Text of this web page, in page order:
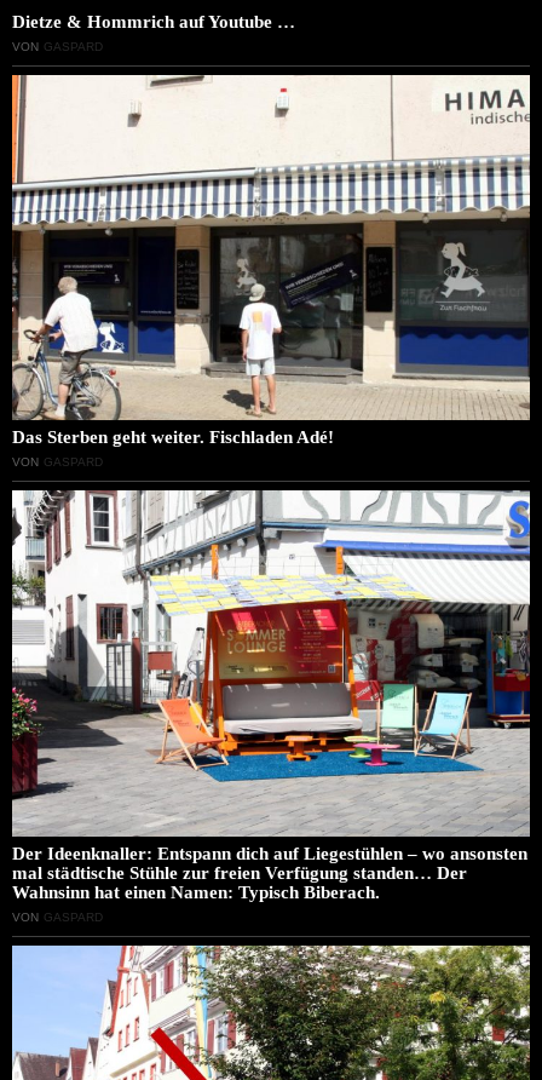
Dietze & Hommrich auf Youtube …
VON GASPARD
Das Sterben geht weiter. Fischladen Adé!
VON GASPARD
Der Ideenknaller: Entspann dich auf Liegestühlen – wo ansonsten
mal städtische Stühle zur freien Verfügung standen… Der
Wahnsinn hat einen Namen: Typisch Biberach.
VON GASPARD